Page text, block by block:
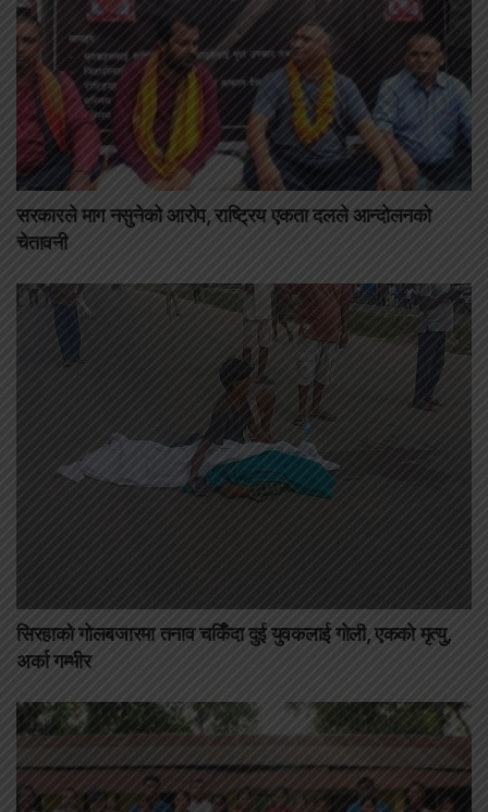
सरकारले माग नसुनेको आरोप, राष्ट्रिय एकता दलले आन्दोलनको
चेतावनी
सिरहाको गोलबजारमा तनाव चर्किँदा दुई युवकलाई गोली, एकको मृत्यु,
अर्का गम्भीर